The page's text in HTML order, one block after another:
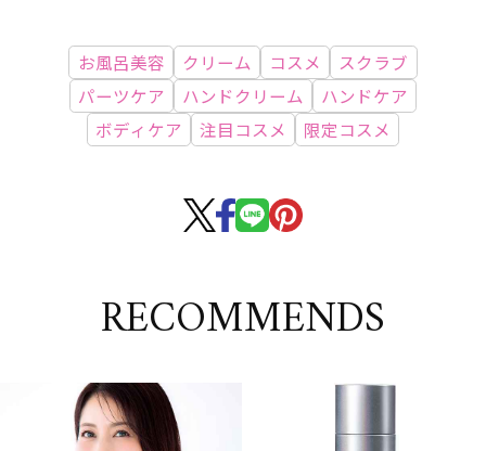
お風呂美容 クリーム コスメ
スクラブ
パーツケア
ハンドクリーム
ハンドケア
ボディケア
注目コスメ 限定コスメ
RECOMMENDS